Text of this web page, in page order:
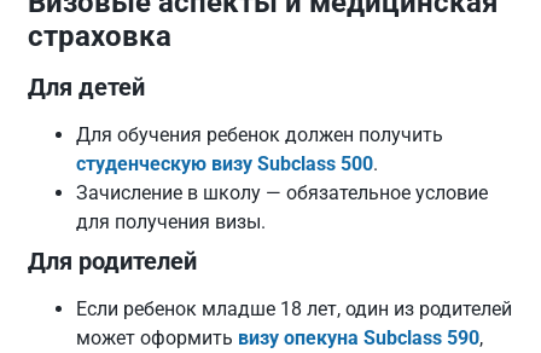
страховка
Для детей
Для обучения ребенок должен получить
студенческую визу Subclass 500.
Зачисление в школу — обязательное условие
для получения визы.
Для родителей
Если ребенок младше 18 лет, один из родителей
может оформить визу опекуна Subclass 590,